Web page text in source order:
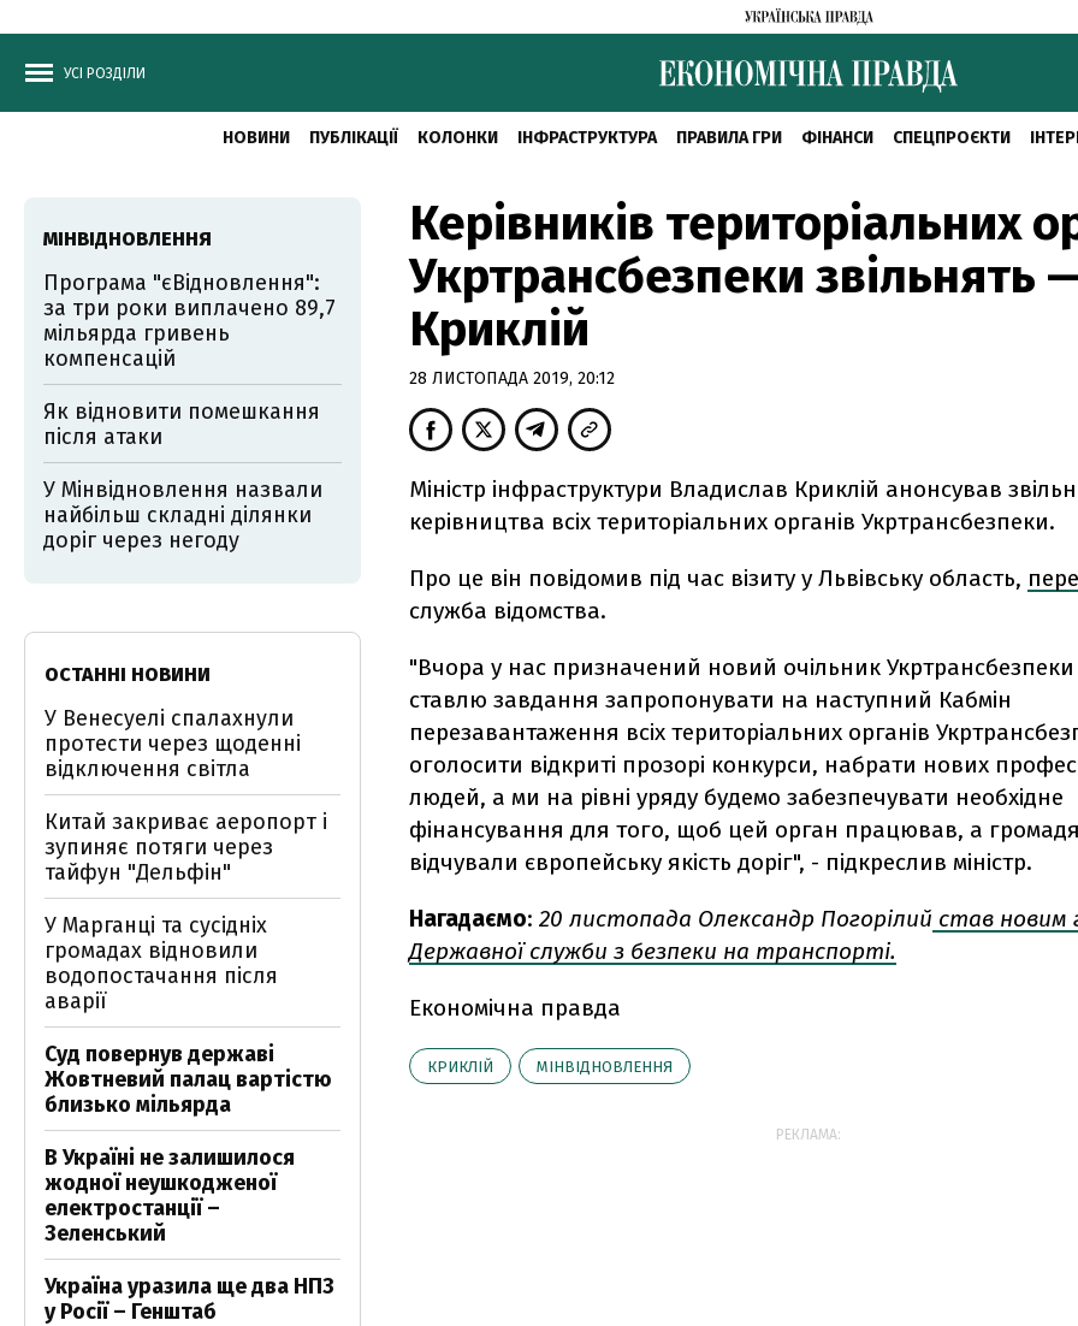
УСІ РОЗДІЛИ
НОВИНИ ПУБЛІКАЦІЇ КОЛОНКИ ІНФРАСТРУКТУРА ПРАВИЛА ГРИ ФІНАНСИ СПЕЦПРОЄКТИ
Керівників територіальних
Укртрансбезпеки звільнять
Криклій
28 ЛИСТОПАДА 2019, 20:12
Міністр інфраструктури Владислав Криклій анонсував
керівництва всіх територіальних органів Укртрансбезпеки.
Про це він повідомив під час візиту у Львівську область,
служба відомства.
"Вчора у нас призначений новий очільник Укртрансбезпеки
ставлю завдання запропонувати на наступний Кабмін
перезавантаження всіх територіальних органів
оголосити відкриті прозорі конкурси, набрати нових
людей, а ми на рівні уряду будемо забезпечувати необхідне
фінансування для того, щоб цей орган працював, а
відчували європейську якість доріг", - підкреслив міністр.
Нагадаємо: 20 листопада Олександр Погорілий став новим
Державної служби з безпеки на транспорті.
Економічна правда
КРИКЛІЙ МІНВІДНОВЛЕННЯ
РЕКЛАМА:
МІНВІДНОВЛЕННЯ
Програма "єВідновлення":
за три роки виплачено 89,7
мільярда гривень
компенсацій
Як відновити помешкання
після атаки
У Мінвідновлення назвали
найбільш складні ділянки
доріг через негоду
ОСТАННІ НОВИНИ
У Венесуелі спалахнули
протести через щоденні
відключення світла
Китай закриває аеропорт і
зупиняє потяги через
тайфун "Дельфін"
У Марганці та сусідніх
громадах відновили
водопостачання після
аварії
Суд повернув державі
Жовтневий палац вартістю
близько мільярда
В Україні не залишилося
жодної неушкодженої
електростанції –
Зеленський
Україна уразила ще два НПЗ
у Росії – Генштаб